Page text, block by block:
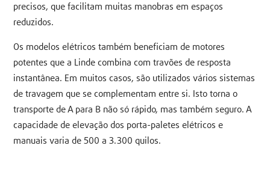
precisos, que facilitam muitas manobras em espaços
reduzidos.
Os modelos elétricos também beneficiam de motores
potentes que a Linde combina com travões de resposta
instantânea. Em muitos casos, são utilizados vários sistemas
de travagem que se complementam entre si. Isto torna o
transporte de A para B não só rápido, mas também seguro. A
capacidade de elevação dos porta-paletes elétricos e
manuais varia de 500 a 3.300 quilos.